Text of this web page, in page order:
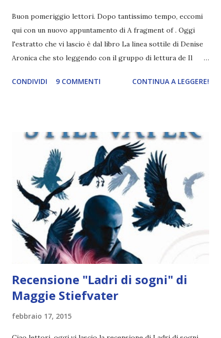
Buon pomeriggio lettori. Dopo tantissimo tempo, eccomi
qui con un nuovo appuntamento di A fragment of . Oggi
l'estratto che vi lascio è dal libro La linea sottile di Denise
Aronica che sto leggendo con il gruppo di lettura de Il
Peter. "Tecnicamente, non credo possano venirti i brividi"
"Con Peter, il fantasma di Beth." "Piacere, Charlie! Era da un
po' che speravo Beth ci presentasse." Alzo gli occhi al cielo.
"Peter dice che è già da un po' di tempo che voleva che io vi
presentassi" riferisco. Charlie sposta lo sguardo avanti
indietro, non sapendo dove posarlo. "E qui accanto a me"
suggerisco e i suoi occhi si fermano a occhio e croce nel
punto giusto. ...
CONDIVIDI 9 COMMENTI CONTINUA A LEGGERE!
Recensione "Ladri di sogni" di
Maggie Stiefvater
febbraio 17, 2015